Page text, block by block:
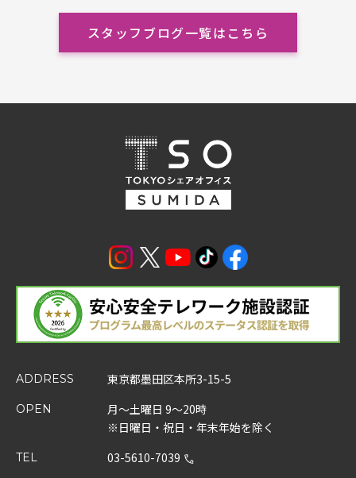
スタッフブログ一覧はこちら
ADDRESS 東京都墨田区本所3-15-5
OPEN
月～土曜日 9～20時
※日曜日・祝日・年末年始を除く
TEL 03-5610-7039